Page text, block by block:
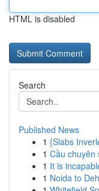
HTML is disabled
Search
Published News
1 {Slabs
1 Cầu chuyên
1 It is
1 Noida to